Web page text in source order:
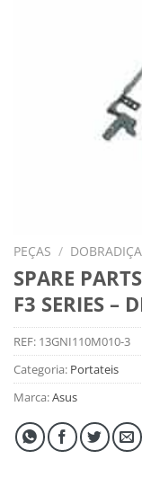
PEÇAS /
SPARE
F3 SERIES –
REF: 13GNI110M010-3
Categoria: Portateis
Marca:Asus